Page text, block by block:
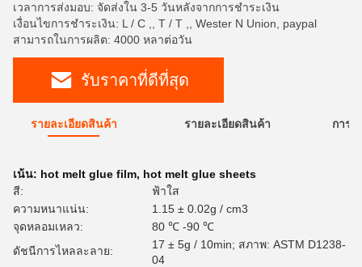
เวลาการส่งมอบ: จัดส่งใน 3-5 วันหลังจากการชำระเงิน
เงื่อนไขการชำระเงิน: L / C ,, T / T ,, Wester N Union, paypal
สามารถในการผลิต: 4000 หลาต่อวัน
รับราคาที่ดีที่สุด
รายละเอียดสินค้า รายละเอียดสินค้า การ
เน้น: hot melt glue film, hot melt glue sheets
สี:
ฟ้าใส
ความหนาแน่น:
1.15 ± 0.02g / cm3
จุดหลอมเหลว:
80 ℃ -90 ℃
ดัชนีการไหลละลาย:
17 ± 5g / 10min; สภาพ: ASTM D1238-
04